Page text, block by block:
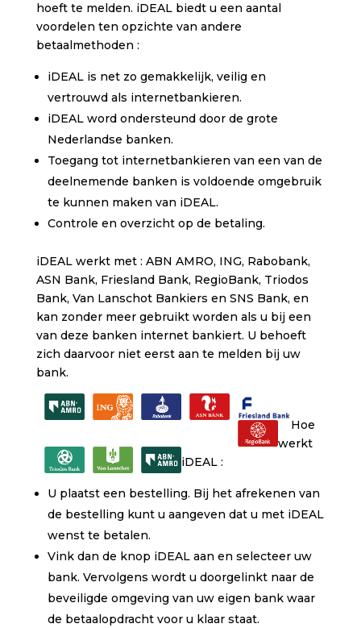
hoeft te melden. iDEAL biedt u een aantal
voordelen ten opzichte van andere
betaalmethoden :
iDEAL is net zo gemakkelijk, veilig en
vertrouwd als internetbankieren.
iDEAL word ondersteund door de grote
Nederlandse banken.
Toegang tot internetbankieren van een van de
deelnemende banken is voldoende omgebruik
te kunnen maken van iDEAL.
Controle en overzicht op de betaling.
iDEAL werkt met : ABN AMRO, ING, Rabobank,
ASN Bank, Friesland Bank, RegioBank, Triodos
Bank, Van Lanschot Bankiers en SNS Bank, en
kan zonder meer gebruikt worden als u bij een
van deze banken internet bankiert. U behoeft
zich daarvoor niet eerst aan te melden bij uw
bank.
Hoe
werkt
iDEAL :
U plaatst een bestelling. Bij het afrekenen van
de bestelling kunt u aangeven dat u met iDEAL
wenst te betalen.
Vink dan de knop iDEAL aan en selecteer uw
bank. Vervolgens wordt u doorgelinkt naar de
beveiligde omgeving van uw eigen bank waar
de betaalopdracht voor u klaar staat.